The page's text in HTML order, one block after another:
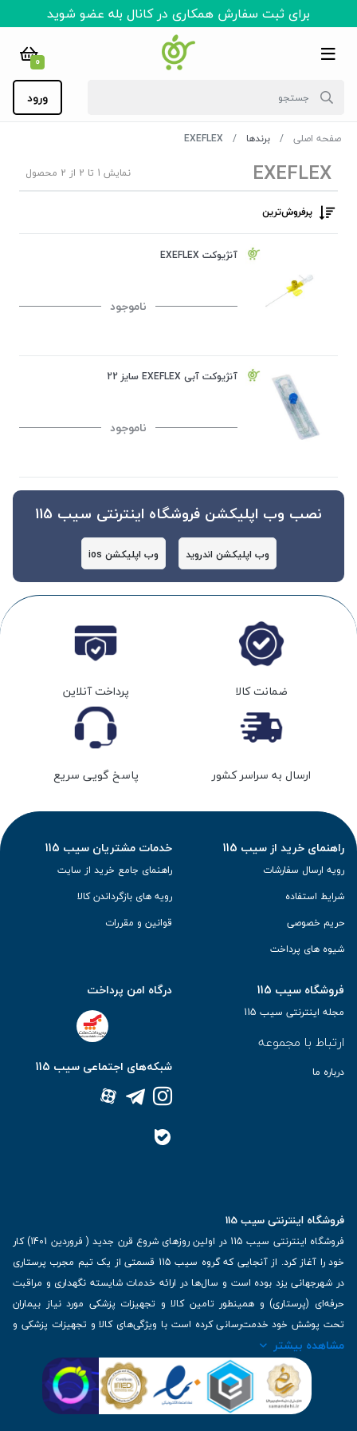
برای ثبت سفارش همکاری در کانال بله عضو شوید
0
ورود
صفحه اصلی برندها EXEFLEX
EXEFLEX نمایش 1 تا 2 از 2 محصول
پرفروش‌ترین‌
آنژیوکت EXEFLEX
ناموجود
آنژیوکت آبی EXEFLEX سایز 22
ناموجود
نصب وب اپلیکشن فروشگاه اینترنتی سیب 115
وب اپلیکشن اندروید وب اپلیکشن ios
ضمانت کالا پرداخت آنلاین
ارسال به سراسر کشور پاسخ گویی سریع
راهنمای خرید از سیب 115
رویه ارسال سفارشات
شرایط استفاده
حریم خصوصی
شیوه های پرداخت
خدمات مشتریان سیب 115
راهنمای جامع خرید از سایت
رویه های بازگرداندن کالا
قوانین و مقررات
فروشگاه سیب 115
مجله اینترنتی سیب 115
ارتباط با مجموعه
درباره ما
درگاه امن پرداخت
شبکه‌های اجتماعی سیب 115
فروشگاه اینترنتی سیب 115
فروشگاه اینترنتی سیب 115 در اولین روزهای شروع قرن جدید ( فروردین 1401) کار
خود را آغاز کرد. از آنجایی که گروه سیب 115 قسمتی از یک تیم مجرب پرستاری
در شهرجهانی یزد بوده است و سال‌ها در ارائه خدمات شایسته نگهداری و مراقبت
حرفه‌ای (پرستاری) و همینطور تامین کالا و تجهیزات پزشکی مورد نیاز بیماران
تحت پوشش خود خدمت‌رسانی کرده است با ویژگی‌های کالا و تجهیزات پزشکی و
برترین برندهای موجود در بازار اطلاعات بسیار ارزشمندی را دارا می‌باشد
| تلفن تماس : 36333383-035 | ایمیل: Info@Sib115.com
مشاهده بیشتر